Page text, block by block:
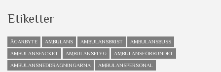
Etiketter
ÄGARBYTE AMBULANS AMBULANSBRIST
AMBULANSBUSS
AMBULANSFACKET
AMBULANSFLYG
AMBULANSFÖRBUNDET
AMBULANSNEDDRAGNINGARNA
AMBULANSPERSONAL